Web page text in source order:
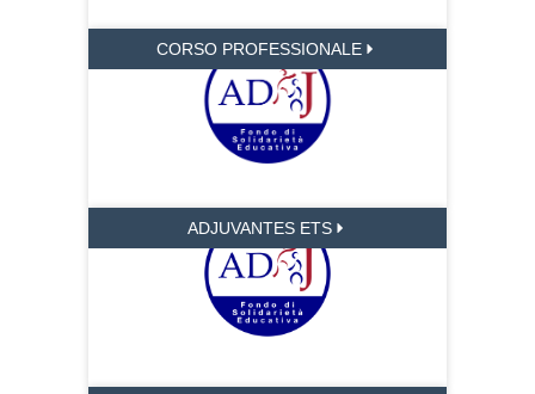
CORSO PROFESSIONALE
ADJUVANTES ETS